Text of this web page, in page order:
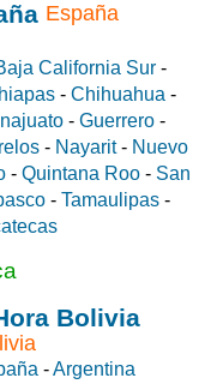
España
California Sur -
- Chihuahua -
- Guerrero -
- Nayarit- Nuevo
- Quintana Roo - San
- Tamaulipas -
-Argentina